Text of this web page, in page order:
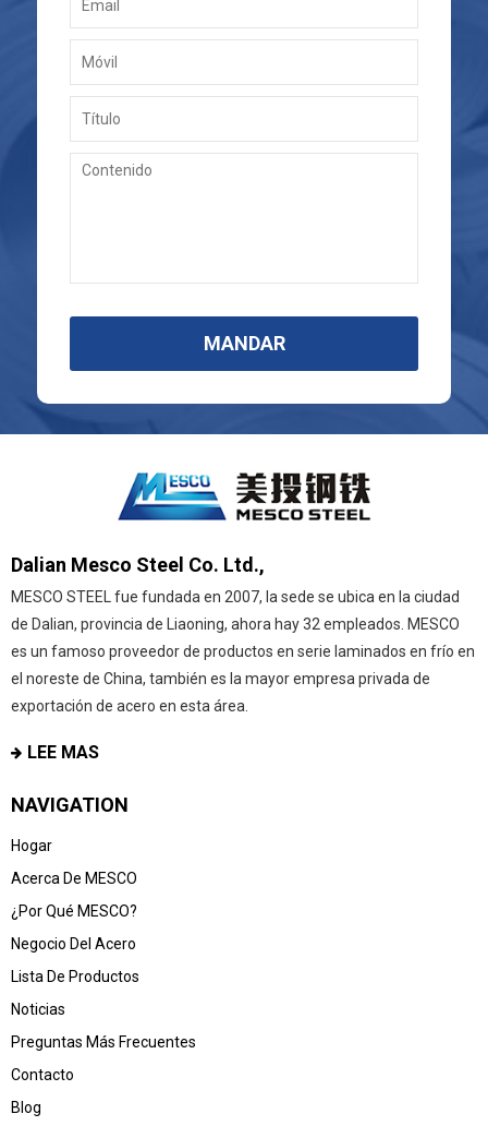
MANDAR
Dalian Mesco Steel Co. Ltd.,
MESCO STEEL fue fundada en 2007, la sede se ubica en la ciudad
de Dalian, provincia de Liaoning, ahora hay 32 empleados. MESCO
es un famoso proveedor de productos en serie laminados en frío en
el noreste de China, también es la mayor empresa privada de
exportación de acero en esta área.
LEE MAS
NAVIGATION
Hogar
Acerca De MESCO
¿Por Qué MESCO?
Negocio Del Acero
Lista De Productos
Noticias
Preguntas Más Frecuentes
Contacto
Blog